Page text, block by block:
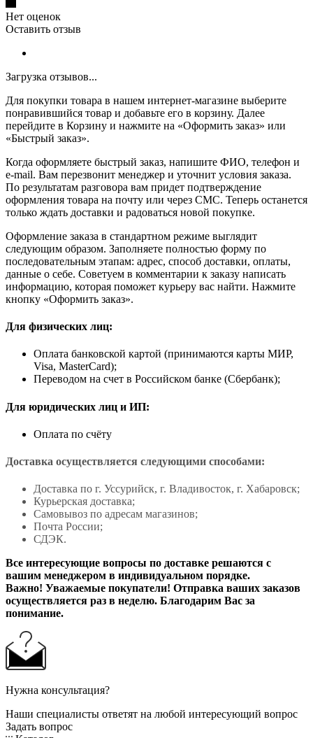
Нет оценок
Оставить отзыв
Загрузка отзывов...
Для покупки товара в нашем интернет-магазине выберите
понравившийся товар и добавьте его в корзину. Далее
перейдите в Корзину и нажмите на «Оформить заказ» или
«Быстрый заказ».
Когда оформляете быстрый заказ, напишите ФИО, телефон и
e-mail. Вам перезвонит менеджер и уточнит условия заказа.
По результатам разговора вам придет подтверждение
оформления товара на почту или через СМС. Теперь останется
только ждать доставки и радоваться новой покупке.
Оформление заказа в стандартном режиме выглядит
следующим образом. Заполняете полностью форму по
последовательным этапам: адрес, способ доставки, оплаты,
данные о себе. Советуем в комментарии к заказу написать
информацию, которая поможет курьеру вас найти. Нажмите
кнопку «Оформить заказ».
Для физических лиц:
Оплата банковской картой (принимаются карты МИР,
Visa, MasterCard);
Переводом на счет в Российском банке (Сбербанк);
Для юридических лиц и ИП:
Оплата по счёту
Доставка осуществляется следующими способами:
Доставка по г. Уссурийск, г. Владивосток, г. Хабаровск;
Курьерская доставка;
Самовывоз по адресам магазинов;
Почта России;
СДЭК.
Все интересующие вопросы по доставке решаются с
вашим менеджером в индивидуальном порядке.
Важно! Уважаемые покупатели! Отправка ваших заказов
осуществляется раз в неделю. Благодарим Вас за
понимание.
Нужна консультация?
Наши специалисты ответят на любой интересующий вопрос
Задать вопрос